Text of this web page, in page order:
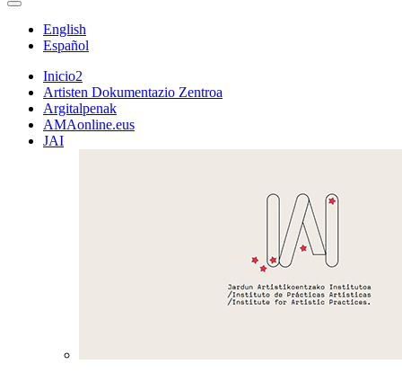
English
Español
Inicio2
Artisten Dokumentazio Zentroa
Argitalpenak
AMAonline.eus
JAI